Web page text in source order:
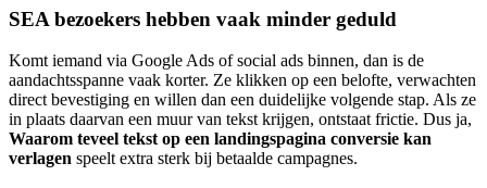
SEA bezoekers hebben vaak minder geduld
Komt iemand via Google Ads of social ads binnen, dan is de
aandachtsspanne vaak korter. Ze klikken op een belofte, verwachten
direct bevestiging en willen dan een duidelijke volgende stap. Als ze
in plaats daarvan een muur van tekst krijgen, ontstaat frictie. Dus ja,
Waarom teveel tekst op een landingspagina conversie kan
verlagen speelt extra sterk bij betaalde campagnes.